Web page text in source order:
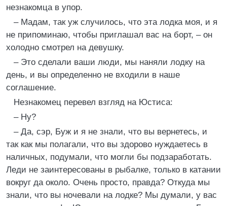
незнакомца в упор.
– Мадам, так уж случилось, что эта лодка моя, и я
не припоминаю, чтобы приглашал вас на борт, – он
холодно смотрел на девушку.
– Это сделали ваши люди, мы наняли лодку на
день, и вы определенно не входили в наше
соглашение.
Незнакомец перевел взгляд на Юстиса:
– Ну?
– Да, сэр, Буж и я не знали, что вы вернетесь, и
так как мы полагали, что вы здорово нуждаетесь в
наличных, подумали, что могли бы подзаработать.
Леди не заинтересованы в рыбалке, только в катании
вокруг да около. Очень просто, правда? Откуда мы
знали, что вы ночевали на лодке? Мы думали, у вас